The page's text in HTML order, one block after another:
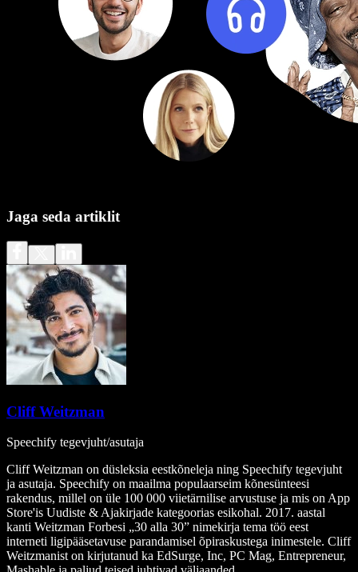
Jaga seda artiklit
Cliff Weitzman
Speechify tegevjuht/asutaja
Cliff Weitzman on düsleksia eestkõneleja ning Speechify tegevjuht
ja asutaja. Speechify on maailma populaarseim kõnesünteesi
rakendus, millel on üle 100 000 viietärnilise arvustuse ja mis on App
Store'is Uudiste & Ajakirjade kategoorias esikohal. 2017. aastal
kanti Weitzman Forbesi „30 alla 30” nimekirja tema töö eest
interneti ligipääsetavuse parandamisel õpiraskustega inimestele. Cliff
Weitzmanist on kirjutanud ka EdSurge, Inc, PC Mag, Entrepreneur,